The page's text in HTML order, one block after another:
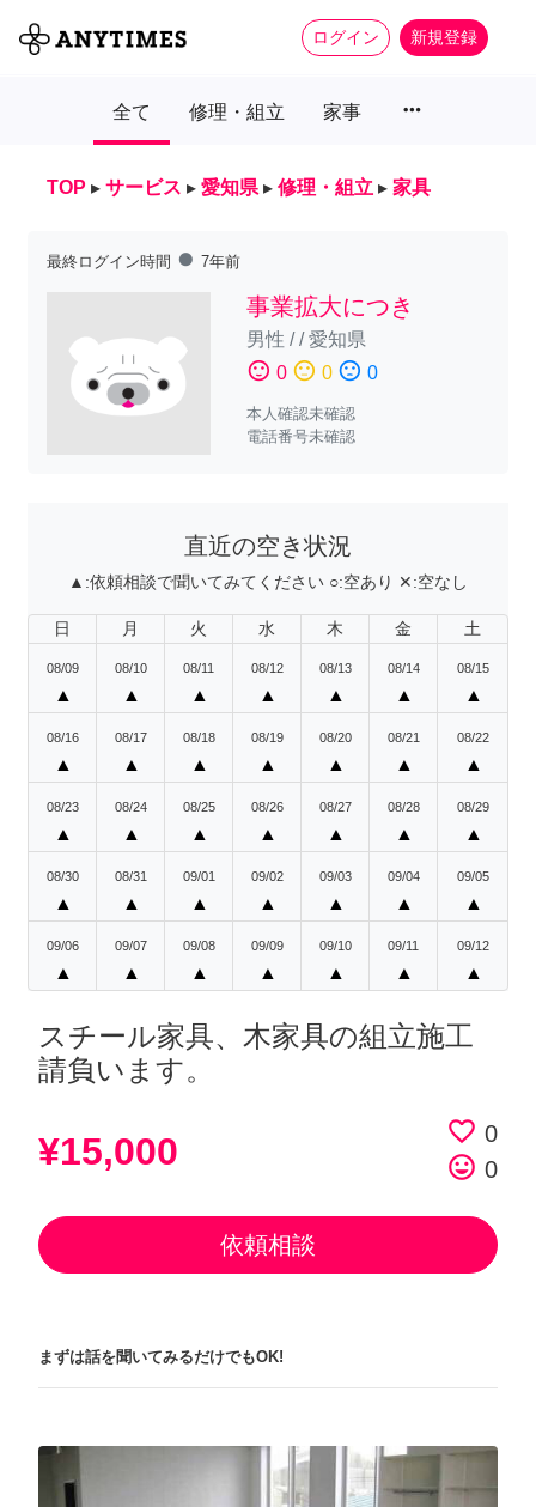
ログイン 新規登録
全て 修理・組立 家事 more_horiz
TOP ▸ サービス ▸ 愛知県 ▸ 修理・組立 ▸ 家具
最終ログイン時間 fiber_manual_record 7年前
事業拡大につき
男性 //愛知県
sentiment_satisfied 0 sentiment_neutral 0 sentiment_dissatisfied 0
本人確認未確認
電話番号未確認
直近の空き状況
▲:依頼相談で聞いてみてください ○:空あり ✕:空なし
日 月 火 水 木 金 土
08/09
▲
08/10
▲
08/11
▲
08/12
▲
08/13
▲
08/14
▲
08/15
▲
08/16
▲
08/17
▲
08/18
▲
08/19
▲
08/20
▲
08/21
▲
08/22
▲
08/23
▲
08/24
▲
08/25
▲
08/26
▲
08/27
▲
08/28
▲
08/29
▲
08/30
▲
08/31
▲
09/01
▲
09/02
▲
09/03
▲
09/04
▲
09/05
▲
09/06
▲
09/07
▲
09/08
▲
09/09
▲
09/10
▲
09/11
▲
09/12
▲
スチール家具、木家具の組立施工
請負います。
¥15,000 favorite_border 0
tag_faces 0
依頼相談
まずは話を聞いてみるだけでもOK!